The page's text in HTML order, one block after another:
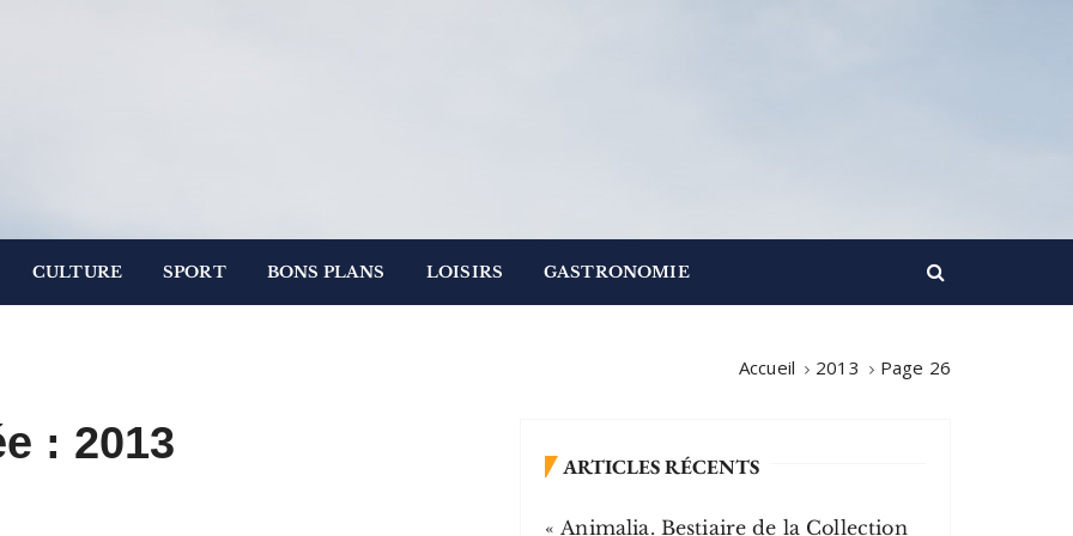
Paris
CULTURE SPORT BONS PLANS LOISIRS GASTRONOMIE
Accueil 2013 Page 26
: 2013 ARTICLES RÉCENTS
« Animalia. Bestiaire de la Collection